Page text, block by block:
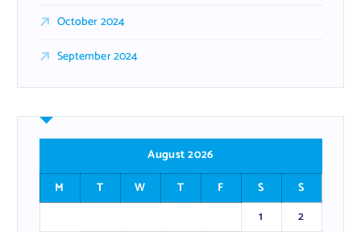
October 2024
September 2024
August 2026
M
T W T F S
S
1
2